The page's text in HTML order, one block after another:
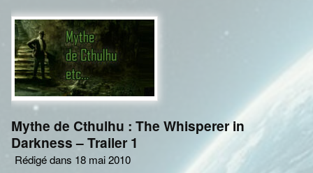
Mythe de Cthulhu : The Whisperer in
Darkness – Trailer 1
Rédigé dans 18 mai 2010